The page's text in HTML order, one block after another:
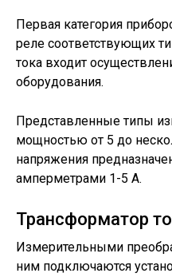
Первая категория
реле соответствующих
тока входит
оборудования.
Представленные типы
мощностью от 5 до
напряжения
амперметрами 1-5 А.
Трансформатор
Измерительными
ним подключаются